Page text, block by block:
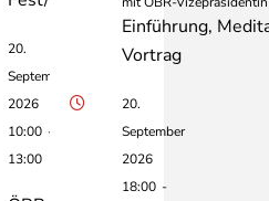
20.
September
2026
10:00 -
13:00
Einführung
Vortrag
20.
September
2026
18:00 -